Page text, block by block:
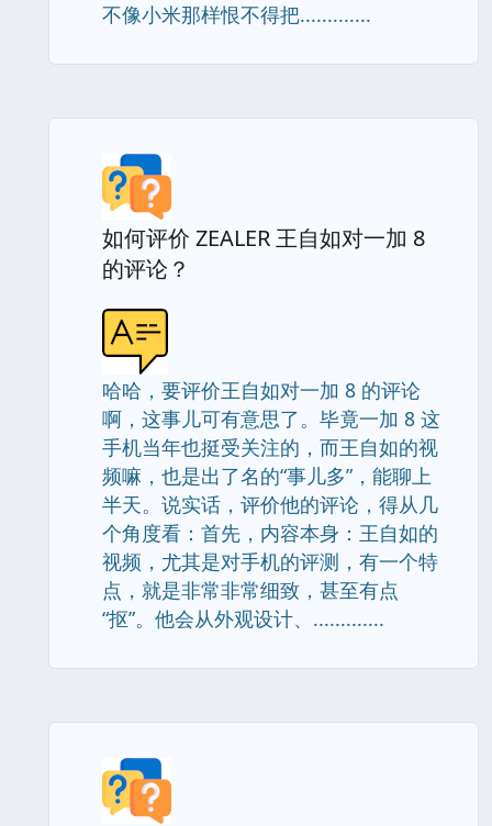
不像小米那样恨不得把.............
如何评价 ZEALER 王自如对一加 8
的评论？
哈哈，要评价王自如对一加 8 的评论
啊，这事儿可有意思了。毕竟一加 8 这
手机当年也挺受关注的，而王自如的视
频嘛，也是出了名的“事儿多”，能聊上
半天。说实话，评价他的评论，得从几
个角度看：首先，内容本身：王自如的
视频，尤其是对手机的评测，有一个特
点，就是非常非常细致，甚至有点
“抠”。他会从外观设计、.............